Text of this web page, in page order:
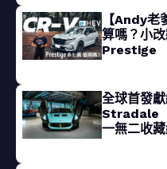
【Andy老
算嗎？小
Prestige
全球首發
Stradale
一無二收